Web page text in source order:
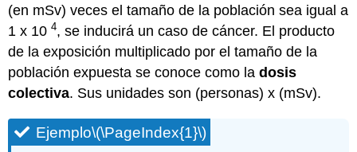
(en mSv) veces el tamaño de la población sea igual a
1 x 104, se inducirá un caso de cáncer. El producto
de la exposición multiplicado por el tamaño de la
población expuesta se conoce como ladosis
colectiva. Sus unidades son (personas) x (mSv).
Ejemplo\(\PageIndex{1}\)